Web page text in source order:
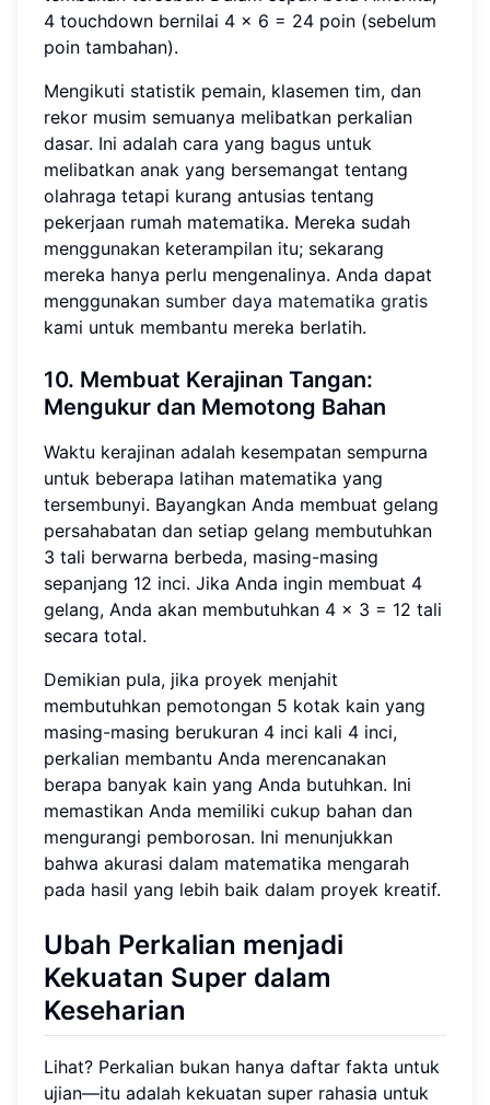
4 touchdown bernilai 4 × 6 = 24 poin (sebelum
poin tambahan).
Mengikuti statistik pemain, klasemen tim, dan
rekor musim semuanya melibatkan perkalian
dasar. Ini adalah cara yang bagus untuk
melibatkan anak yang bersemangat tentang
olahraga tetapi kurang antusias tentang
pekerjaan rumah matematika. Mereka sudah
menggunakan keterampilan itu; sekarang
mereka hanya perlu mengenalinya. Anda dapat
menggunakan sumber daya matematika gratis
kami untuk membantu mereka berlatih.
10. Membuat Kerajinan Tangan:
Mengukur dan Memotong Bahan
Waktu kerajinan adalah kesempatan sempurna
untuk beberapa latihan matematika yang
tersembunyi. Bayangkan Anda membuat gelang
persahabatan dan setiap gelang membutuhkan
3 tali berwarna berbeda, masing-masing
sepanjang 12 inci. Jika Anda ingin membuat 4
gelang, Anda akan membutuhkan 4 × 3 = 12 tali
secara total.
Demikian pula, jika proyek menjahit
membutuhkan pemotongan 5 kotak kain yang
masing-masing berukuran 4 inci kali 4 inci,
perkalian membantu Anda merencanakan
berapa banyak kain yang Anda butuhkan. Ini
memastikan Anda memiliki cukup bahan dan
mengurangi pemborosan. Ini menunjukkan
bahwa akurasi dalam matematika mengarah
pada hasil yang lebih baik dalam proyek kreatif.
Ubah Perkalian menjadi
Kekuatan Super dalam
Keseharian
Lihat? Perkalian bukan hanya daftar fakta untuk
ujian—itu adalah kekuatan super rahasia untuk